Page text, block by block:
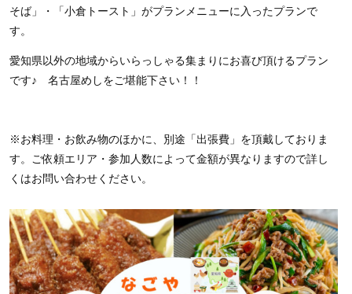
そば」・「小倉トースト」がプランメニューに入ったプランで
す。
愛知県以外の地域からいらっしゃる集まりにお喜び頂けるプラン
です♪ 名古屋めしをご堪能下さい！！
※お料理・お飲み物のほかに、別途「出張費」を頂戴しておりま
す。ご依頼エリア・参加人数によって金額が異なりますので詳し
くはお問い合わせください。